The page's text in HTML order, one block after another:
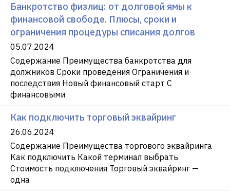
Банкротство физлиц: от долговой ямы к
финансовой свободе. Плюсы, сроки и
ограничения процедуры списания долгов
05.07.2024
Содержание Преимущества банкротства для
должников Сроки проведения Ограничения и
последствия Новый финансовый старт С
финансовыми
Как подключить торговый эквайринг
26.06.2024
Содержание Преимущества торгового эквайринга
Как подключить Какой терминал выбрать
Стоимость подключения Торговый эквайринг —
одна